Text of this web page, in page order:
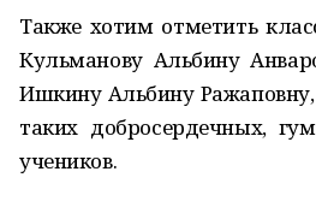
Также хотим отметить
Кульманову Альбину
Ишкину Альбину
таких добросердечных,
учеников.